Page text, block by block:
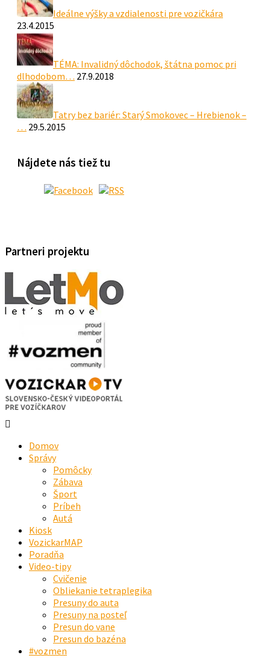
Ideálne výšky a vzdialenosti pre vozičkára
23.4.2015
TÉMA: Invalidný dôchodok, štátna pomoc pri
dlhodobom… 27.9.2018
Tatry bez bariér: Starý Smokovec – Hrebienok –
… 29.5.2015
Nájdete nás tiež tu
Partneri projektu
Domov
Správy
Pomôcky
Zábava
Šport
Príbeh
Autá
Kiosk
VozickarMAP
Poradňa
Video-tipy
Cvičenie
Obliekanie tetraplegika
Presuny do auta
Presuny na posteľ
Presun do vane
Presun do bazéna
#vozmen